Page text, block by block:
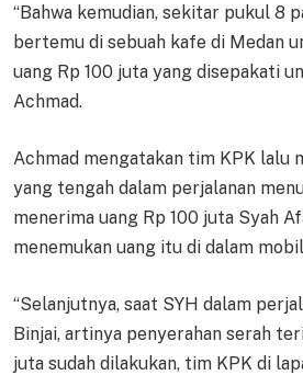
“Bahwa kemudian, sekitar pukul 8
bertemu di sebuah kafe di Medan
uang Rp 100 juta yang disepakati
Achmad.
Achmad mengatakan tim KPK lalu
yang tengah dalam perjalanan
menerima uang Rp 100 juta Syah
menemukan uang itu di dalam
“Selanjutnya, saat SYH dalam
Binjai, artinya penyerahan serah
juta sudah dilakukan, tim KPK di